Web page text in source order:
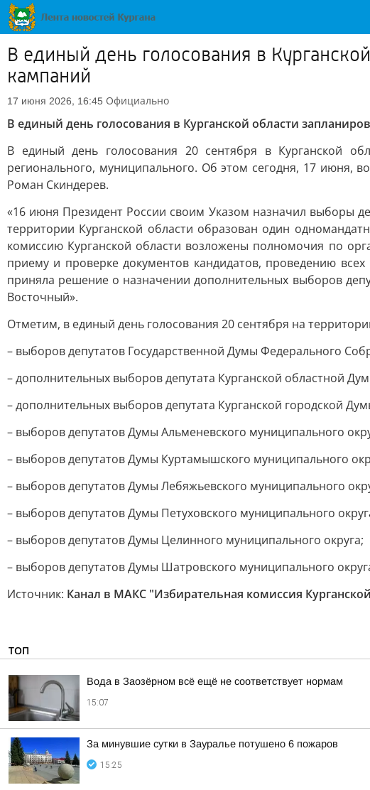
В единый день голосования в
кампаний
17 июня 2026, 16:45 Официально
В единый день голосования в Курганской области
В единый день голосования 20 сентября в Курганской
регионального, муниципального. Об этом сегодня, 17 июня,
Роман Скиндерев.
«16 июня Президент России своим Указом назначил выборы
территории Курганской области образован один
комиссию Курганской области возложены полномочия по
приему и проверке документов кандидатов, проведению
приняла решение о назначении дополнительных выборов
Восточный».
Отметим, в единый день голосования 20 сентября на
– выборов депутатов Государственной Думы Федерального
– дополнительных выборов депутата Курганской областной
– дополнительных выборов депутата Курганской городской
– выборов депутатов Думы Альменевского муниципального
– выборов депутатов Думы Куртамышского муниципального
– выборов депутатов Думы Лебяжьевского муниципального
– выборов депутатов Думы Петуховского муниципального
– выборов депутатов Думы Целинного муниципального округа;
– выборов депутатов Думы Шатровского муниципального
Источник: Канал в МАКС "Избирательная комиссия
ТОП
Вода в Заозёрном всё ещё не соответствует нормам
15:07
За минувшие сутки в Зауралье потушено 6 пожаров
15:25